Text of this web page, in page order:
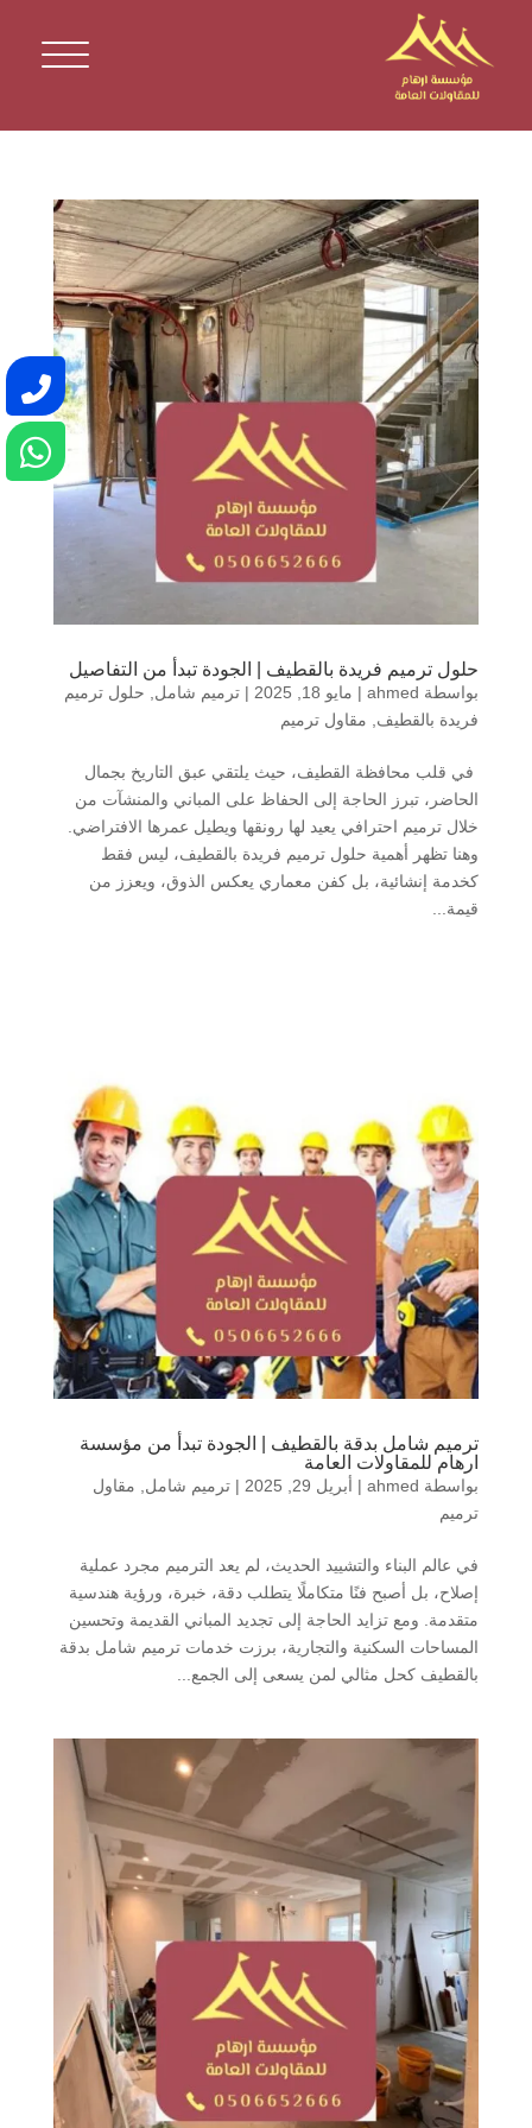
حلول ترميم فريدة بالقطيف | الجودة تبدأ من التفاصيل
بواسطة ahmed
| مايو 18, 2025 | ترميم شامل, حلول ترميم
فريدة بالقطيف, مقاول ترميم
في قلب محافظة القطيف، حيث يلتقي عبق التاريخ بجمال
الحاضر، تبرز الحاجة إلى الحفاظ على المباني والمنشآت من
خلال ترميم احترافي يعيد لها رونقها ويطيل عمرها الافتراضي.
وهنا تظهر أهمية حلول ترميم فريدة بالقطيف، ليس فقط
كخدمة إنشائية، بل كفن معماري يعكس الذوق، ويعزز من
قيمة...
ترميم شامل بدقة بالقطيف | الجودة تبدأ من مؤسسة
ارهام للمقاولات العامة
بواسطة ahmed
| أبريل 29, 2025 | ترميم شامل
مقاول
ترميم
في عالم البناء والتشييد الحديث، لم يعد الترميم مجرد عملية
إصلاح، بل أصبح فنًا متكاملًا يتطلب دقة، خبرة، ورؤية هندسية
متقدمة. ومع تزايد الحاجة إلى تجديد المباني القديمة وتحسين
المساحات السكنية والتجارية، برزت خدمات ترميم شامل بدقة
بالقطيف كحل مثالي لمن يسعى إلى الجمع...